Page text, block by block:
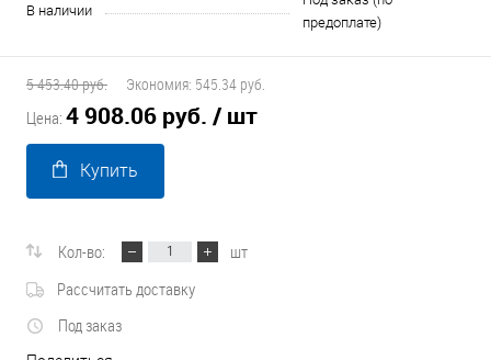
В наличии
предоплате)
5 453.40 руб. Экономия: 545.34 руб.
Цена: 4 908.06 руб. / шт
Купить
Кол-во:
шт
Рассчитать доставку
Под заказ